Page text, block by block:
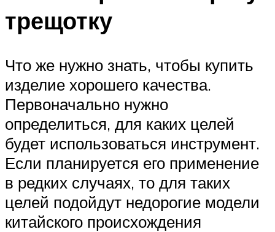
трещотку
Что же нужно знать, чтобы купить
изделие хорошего качества.
Первоначально нужно
определиться, для каких целей
будет использоваться инструмент.
Если планируется его применение
в редких случаях, то для таких
целей подойдут недорогие модели
китайского происхождения